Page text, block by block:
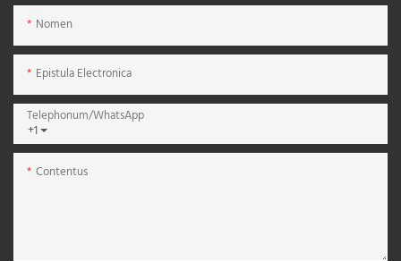
Nomen
Epistula Electronica
+1
Telephonum/WhatsApp
Contentus